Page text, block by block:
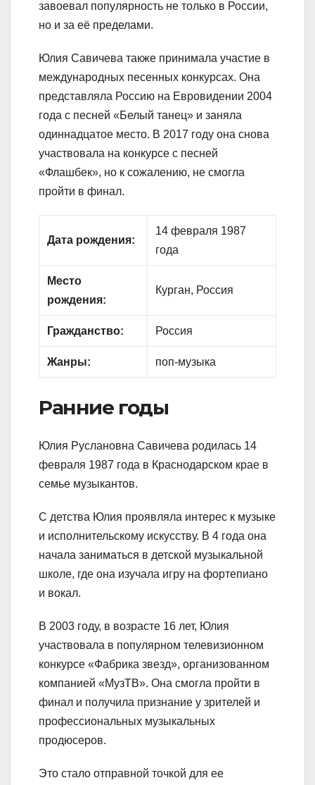
завоевал популярность не только в России,
но и за её пределами.
Юлия Савичева также принимала участие в
международных песенных конкурсах. Она
представляла Россию на Евровидении 2004
года с песней «Белый танец» и заняла
одиннадцатое место. В 2017 году она снова
участвовала на конкурсе с песней
«Флашбек», но к сожалению, не смогла
пройти в финал.
Дата рождения:
14 февраля 1987
года
Место
рождения:
Курган, Россия
Гражданство: Россия
Жанры: поп-музыка
Ранние годы
Юлия Руслановна Савичева родилась 14
февраля 1987 года в Краснодарском крае в
семье музыкантов.
С детства Юлия проявляла интерес к музыке
и исполнительскому искусству. В 4 года она
начала заниматься в детской музыкальной
школе, где она изучала игру на фортепиано
и вокал.
В 2003 году, в возрасте 16 лет, Юлия
участвовала в популярном телевизионном
конкурсе «Фабрика звезд», организованном
компанией «МузТВ». Она смогла пройти в
финал и получила признание у зрителей и
профессиональных музыкальных
продюсеров.
Это стало отправной точкой для ее